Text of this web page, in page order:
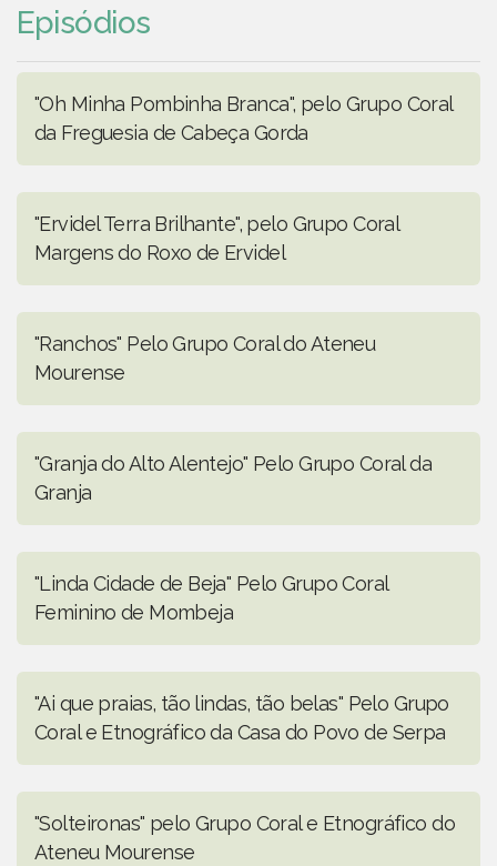
Episódios
"Oh Minha Pombinha Branca", pelo Grupo Coral
da Freguesia de Cabeça Gorda
"Ervidel Terra Brilhante", pelo Grupo Coral
Margens do Roxo de Ervidel
"Ranchos" Pelo Grupo Coral do Ateneu
Mourense
"Granja do Alto Alentejo" Pelo Grupo Coral da
Granja
"Linda Cidade de Beja" Pelo Grupo Coral
Feminino de Mombeja
"Ai que praias, tão lindas, tão belas" Pelo Grupo
Coral e Etnográfico da Casa do Povo de Serpa
"Solteironas" pelo Grupo Coral e Etnográfico do
Ateneu Mourense